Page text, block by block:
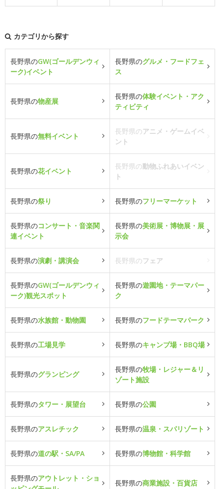
カテゴリから探す
長野県のGW(ゴールデンウィ
ーク)イベント
長野県のグルメ・フードフェ
ス
長野県の物産展
長野県の体験イベント・アク
ティビティ
長野県の無料イベント
長野県のアニメ・ゲームイベ
ント
長野県の花イベント
長野県の動物ふれあいイベン
ト
長野県の祭り 長野県のフリーマーケット
長野県のコンサート・音楽関
連イベント
長野県の美術展・博物展・展
示会
長野県の演劇・講演会 長野県のフェア
長野県のGW(ゴールデンウィ
ーク)観光スポット
長野県の遊園地・テーマパー
ク
長野県の水族館・動物園 長野県のフードテーマパーク
長野県の工場見学 長野県のキャンプ場・BBQ場
長野県のグランピング
長野県の牧場・レジャー＆リ
ゾート施設
長野県のタワー・展望台 長野県の公園
長野県のアスレチック 長野県の温泉・スパリゾート
長野県の道の駅・SA/PA 長野県の博物館・科学館
長野県のアウトレット・ショ
長野県の商業施設・百貨店